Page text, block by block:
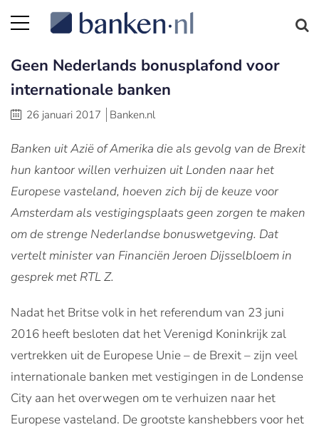
Geen Nederlands bonusplafond voor
internationale banken
26 januari 2017 Banken.nl
Banken uit Azië of Amerika die als gevolg van de Brexit
hun kantoor willen verhuizen uit Londen naar het
Europese vasteland, hoeven zich bij de keuze voor
Amsterdam als vestigingsplaats geen zorgen te maken
om de strenge Nederlandse bonuswetgeving. Dat
vertelt minister van Financiën Jeroen Dijsselbloem in
gesprek met RTL Z.
Nadat het Britse volk in het referendum van 23 juni
2016 heeft besloten dat het Verenigd Koninkrijk zal
vertrekken uit de Europese Unie – de Brexit – zijn veel
internationale banken met vestigingen in de Londense
City aan het overwegen om te verhuizen naar het
Europese vasteland. De grootste kanshebbers voor het